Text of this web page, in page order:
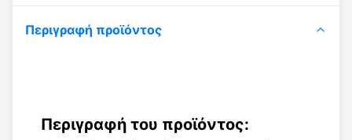
Περιγραφή προϊόντος
Περιγραφή του προϊόντος: